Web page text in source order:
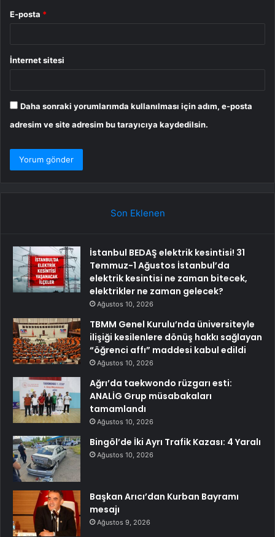
E-posta *
İnternet sitesi
Daha sonraki yorumlarımda kullanılması için adım, e-posta
adresim ve site adresim bu tarayıcıya kaydedilsin.
Son Eklenen
İstanbul BEDAŞ elektrik kesintisi! 31
Temmuz-1 Ağustos İstanbul’da
elektrik kesintisi ne zaman bitecek,
elektrikler ne zaman gelecek?
Ağustos 10, 2026
TBMM Genel Kurulu’nda üniversiteyle
ilişiği kesilenlere dönüş hakkı sağlayan
“öğrenci affı” maddesi kabul edildi
Ağustos 10, 2026
Ağrı’da taekwondo rüzgarı esti:
ANALİG Grup müsabakaları
tamamlandı
Ağustos 10, 2026
Bingöl’de İki Ayrı Trafik Kazası: 4 Yaralı
Ağustos 10, 2026
Başkan Arıcı’dan Kurban Bayramı
mesajı
Ağustos 9, 2026